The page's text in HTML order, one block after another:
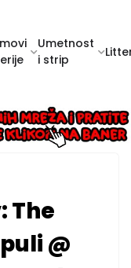
Umetnost
i strip
The
@